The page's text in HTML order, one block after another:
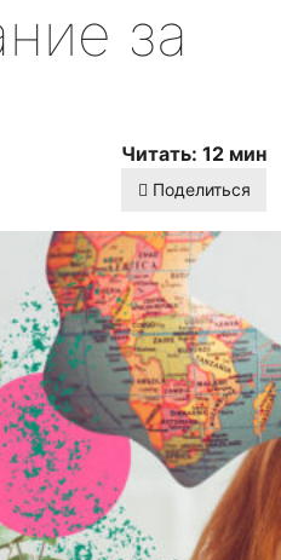
за
Читать: 12 мин
Поделиться